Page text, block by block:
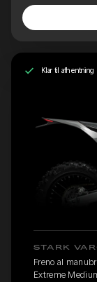
Klar til afhentning
STARK
Freno al
Extreme